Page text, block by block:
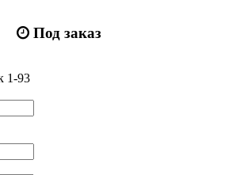
Под заказ
1-93